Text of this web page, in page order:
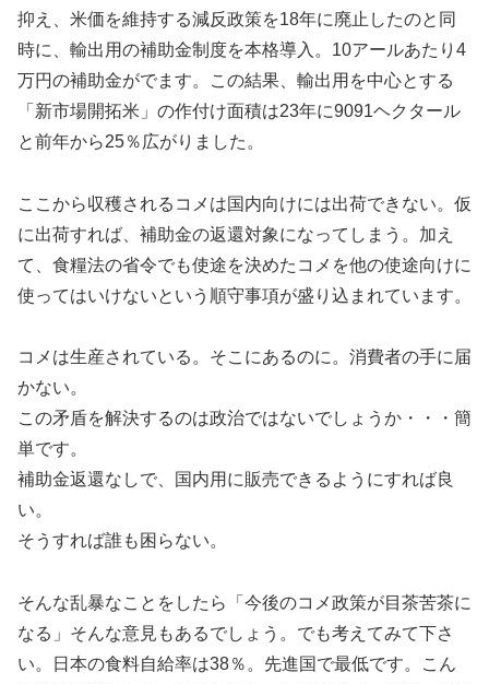
抑え、米価を維持する減反政策を18年に廃止したのと同
時に、輸出用の補助金制度を本格導入。10アールあたり4
万円の補助金がでます。この結果、輸出用を中心とする
「新市場開拓米」の作付け面積は23年に9091ヘクタール
と前年から25％広がりました。
ここから収穫されるコメは国内向けには出荷できない。仮
に出荷すれば、補助金の返還対象になってしまう。加え
て、食糧法の省令でも使途を決めたコメを他の使途向けに
使ってはいけないという順守事項が盛り込まれています。
コメは生産されている。そこにあるのに。消費者の手に届
かない。
この矛盾を解決するのは政治ではないでしょうか・・・簡
単です。
補助金返還なしで、国内用に販売できるようにすれば良
い。
そうすれば誰も困らない。
そんな乱暴なことをしたら「今後のコメ政策が目茶苦茶に
なる」そんな意見もあるでしょう。でも考えてみて下さ
い。日本の食料自給率は38％。先進国で最低です。こん